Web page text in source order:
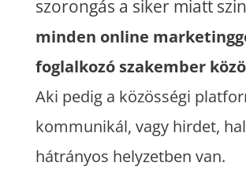
szorongás a siker miatt
minden online
foglalkozó szakember
Aki pedig a közösségi
kommunikál, vagy hirdet,
hátrányos helyzetben van.